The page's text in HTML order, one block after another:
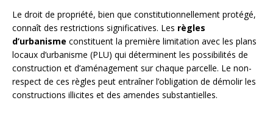
Le droit de propriété, bien que constitutionnellement protégé,
connaît des restrictions significatives. Les règles
d’urbanisme constituent la première limitation avec les plans
locaux d’urbanisme (PLU) qui déterminent les possibilités de
construction et d’aménagement sur chaque parcelle. Le non-
respect de ces règles peut entraîner l’obligation de démolir les
constructions illicites et des amendes substantielles.